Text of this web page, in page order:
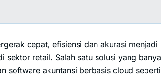
cepat, efisiensi dan akurasi menjadi
sektor retail. Salah satu solusi yang
software akuntansi berbasis cloud